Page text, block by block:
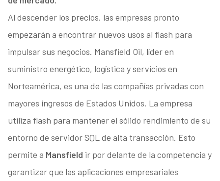
Al descender los precios, las empresas pronto
empezarán a encontrar nuevos usos al flash para
impulsar sus negocios. Mansfield Oil, líder en
suministro energético, logística y servicios en
Norteamérica, es una de las compañías privadas con
mayores ingresos de Estados Unidos. La empresa
utiliza flash para mantener el sólido rendimiento de su
entorno de servidor SQL de alta transacción. Esto
permite a Mansfield ir por delante de la competencia y
garantizar que las aplicaciones empresariales